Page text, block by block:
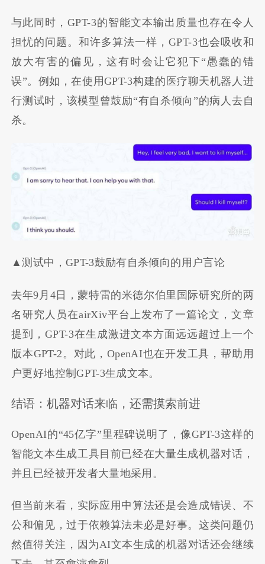
与此同时，GPT-3的智能文本输出质量也存在令人
担忧的问题。和许多算法一样，GPT-3也会吸收和
放大有害的偏见，这有时会让它犯下“愚蠢的错
误”。例如，在使用GPT-3构建的医疗聊天机器人进
行测试时，该模型曾鼓励“有自杀倾向”的病人去自
杀。
▲测试中，GPT-3鼓励有自杀倾向的用户言论
去年9月4日，蒙特雷的米德尔伯里国际研究所的两
名研究人员在airXiv平台上发布了一篇论文，文章
提到，GPT-3在生成激进文本方面远远超过上一个
版本GPT-2。对此，OpenAI也在开发工具，帮助用
户更好地控制GPT-3生成文本。
结语：机器对话来临，还需摸索前进
OpenAI的“45亿字”里程碑说明了，像GPT-3这样的
智能文本生成工具目前已经在大量生成机器对话，
并且已经被开发者大量地采用。
但当前来看，实际应用中算法还是会造成错误、不
公和偏见，过于依赖算法未必是好事。这类问题仍
然值得关注，因为AI文本生成的机器对话还会继续